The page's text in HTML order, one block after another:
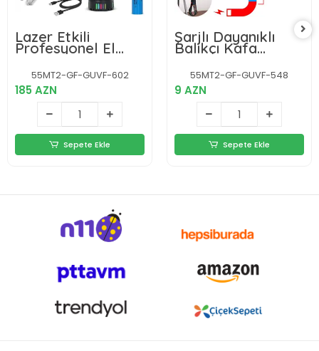
Lazer Etkili
Profesyonel El
Feneri Wt-631-
30,000 Lümen
55MT2-GF-GUVF-602
185 AZN
Sepete Ekle
Şarjlı Dayanıklı
Balıkçı Kafa
Lambası Wt-056
55MT2-GF-GUVF-548
9 AZN
Sepete Ekle